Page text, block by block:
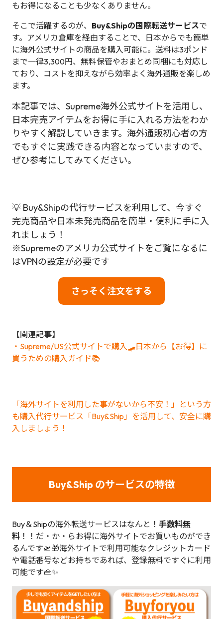
もお得になることも少なくありません。
そこで活躍するのが、 Buy&Shipの国際転送サービスで
す。アメリカ倉庫を経由することで、日本からでも簡単
に海外公式サイトの商品を購入可能に。送料は3ポンド
まで一律3,300円、無料保管やおまとめ同梱にも対応し
ており、コストを抑えながら効率よく海外通販を楽しめ
ます。
本記事では、Supreme海外公式サイトを活用し、
日本完売アイテムをお得に手に入れる方法をわか
りやすく解説していきます。海外通販初心者の方
でもすぐに実践できる内容となっていますので、
ぜひ参考にしてみてください。
💡 Buy&Shipの代行サービスを利用して、今すぐ
完売商品や日本未発売商品を簡単・便利に手に入
れましょう！
※Supremeのアメリカ公式サイトをご覧になるに
はVPNの設定が必要です
さっそく注文をする
【関連記事】
・Supreme/US公式サイトで購入🛹日本から【お得】に
買うための購入ガイド📚
「海外サイトを利用した事がないから不安！」という方
も購入代行サービス「Buy&Ship」を活用して、安全に購
入しましょう！
Buy&Ship のサービスの特徴
Buy＆Shipの海外転送サービスはなんと！ 手数料無
料 ！！だ・か・らお得に海外サイトでお買いものができ
るんです🛫🎁海外サイトで利用可能なクレジットカード
や電話番号などお持ちであれば、登録無料ですぐに利用
可能です👜✨